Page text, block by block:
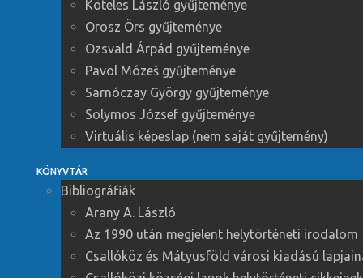
Köteles László gyűjteménye
Orosz Örs gyűjteménye
Ozsvald Árpád gyűjteménye
Pavol Mózeš gyűjteménye
Sarnóczay György gyűjteménye
Solymos József gyűjteménye
Virtuális képeslap (nem saját gyűjtemény)
KÖNYVTÁR
Bibliográfiák
Arany A. László
Az 1990 után megjelent helytörténeti irodalom
Csallóköz és Mátyusföld városi kiadású